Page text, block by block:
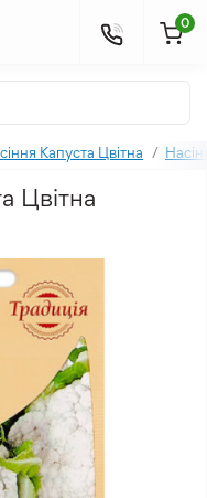
0
Капуста Цвітна
Цвітна